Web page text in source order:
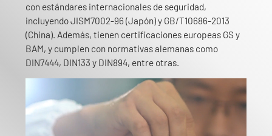
con estándares internacionales de seguridad,
incluyendo JISM7002-96 (Japón) y GB/T10686-2013
(China). Además, tienen certificaciones europeas GS y
BAM, y cumplen con normativas alemanas como
DIN7444, DIN133 y DIN894, entre otras.